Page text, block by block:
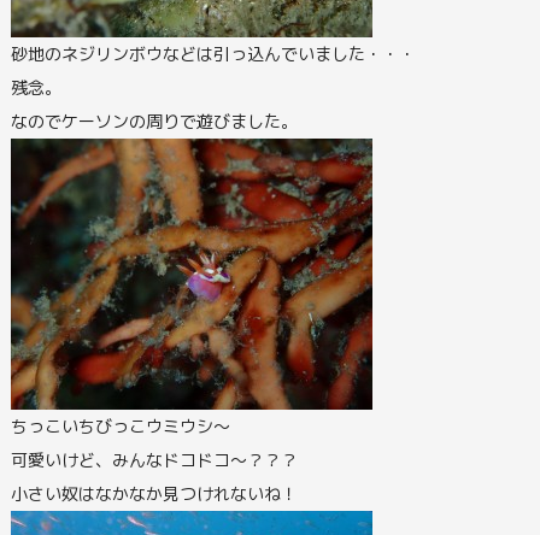
砂地のネジリンボウなどは引っ込んでいました・・・
残念。
なのでケーソンの周りで遊びました。
ちっこいちびっこウミウシ～
可愛いけど、みんなドコドコ～？？？
小さい奴はなかなか見つけれないね！